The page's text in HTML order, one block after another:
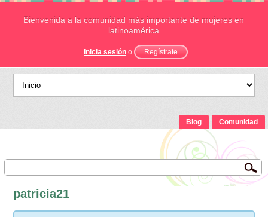
Bienvenida a la comunidad más importante de mujeres en
latinoamérica
Inicia sesión o Regístrate
Blog Comunidad
patricia21